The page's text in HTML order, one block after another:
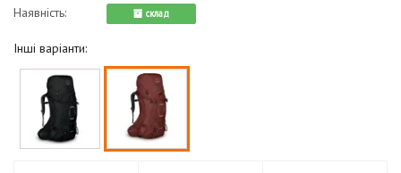
Наявність:
cклад
Інші варіанти: